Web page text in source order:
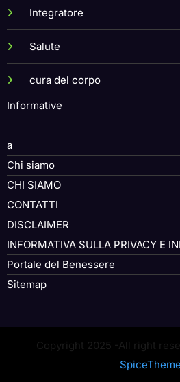
Integratore
Salute
cura del corpo
Informative
a
Chi siamo
CHI SIAMO
CONTATTI
DISCLAIMER
INFORMATIVA SULLA PRIVACY E
Portale del Benessere
Sitemap
Copyright 2025 -All right